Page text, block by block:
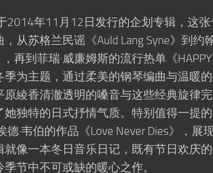
2014年11月12日发行的企划专辑，这
从苏格兰民谣《Auld Lang Syne》到约
再到菲瑞·威廉姆斯的流行热单《
为主题，通过柔美的钢琴编曲与温暖
綾香清澈透明的嗓音与这些经典旋律
独特的日式抒情气质。特别值得一提的
·韦伯的作品《Love Never Dies》，展
像一本冬日音乐日记，既有节日欢庆
节中不可或缺的暖心之作。